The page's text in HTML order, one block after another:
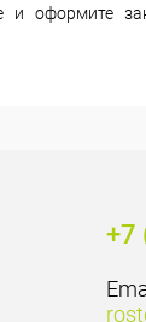
и оформите
+7